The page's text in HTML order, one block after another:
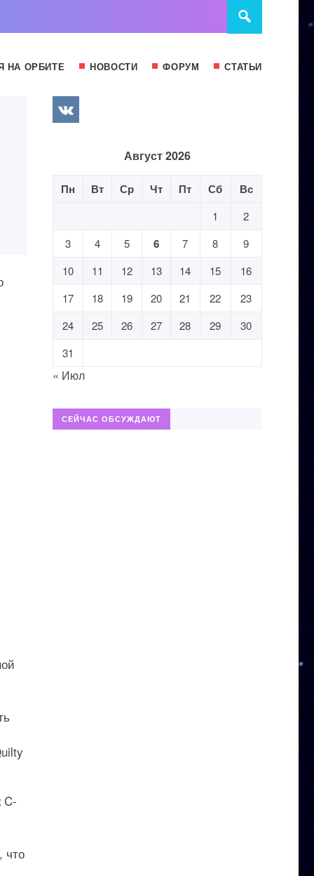
НА ОРБИТЕ НОВОСТИ ФОРУМ СТАТЬИ
C-
что
Август 2026
Пн Вт Ср Чт Пт Сб Вс
1
2
3
4 5 6 7 8
9
10
11 12 13 14 15
16
17
18 19 20 21 22
23
24
25 26 27 28 29
30
31
« Июл
СЕЙЧАС ОБСУЖДАЮТ